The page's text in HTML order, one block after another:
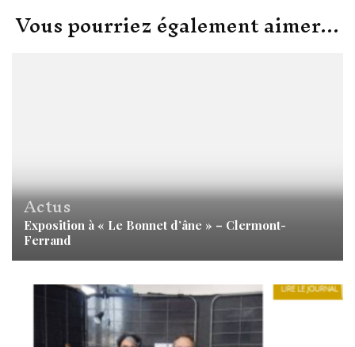
Vous pourriez également aimer...
Actus
Exposition à « Le Bonnet d’âne » – Clermont-
Ferrand